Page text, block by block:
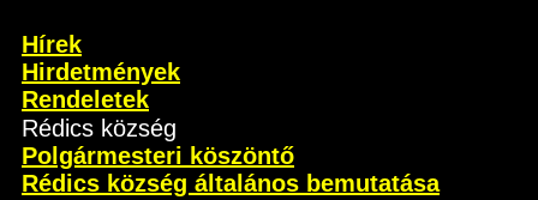
Hírek
Hirdetmények
Rendeletek
Rédics község
Polgármesteri köszöntő
Rédics község általános bemutatása